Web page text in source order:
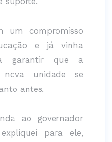
um compromisso
e já vinha
garantir que a
nova unidade se
antes.
ao governador
para ele,